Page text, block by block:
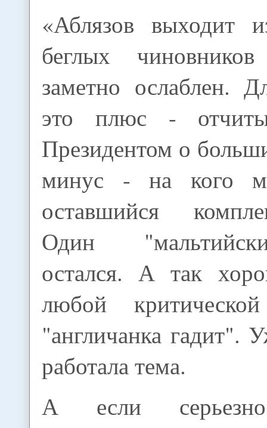
«Аблязов выходит
беглых
заметно ослаблен.
это плюс -
Президентом о
минус - на кого
оставшийся
Один
остался. А так
любой
"англичанка гадит".
работала тема.
А если